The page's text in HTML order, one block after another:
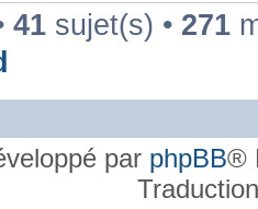
41 sujet(s) • 271
par phpBB®